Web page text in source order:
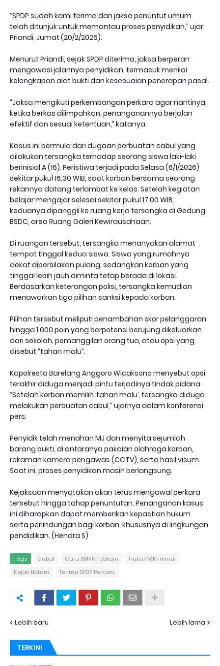
“SPDP sudah kami terima dan jaksa penuntut umum
telah ditunjuk untuk memantau proses penyidikan,” ujar
Priandi, Jumat (20/2/2026).
Menurut Priandi, sejak SPDP diterima, jaksa berperan
mengawasi jalannya penyidikan, termasuk menilai
kelengkapan alat bukti dan kesesuaian penerapan pasal.
“Jaksa mengikuti perkembangan perkara agar nantinya,
ketika berkas dilimpahkan, penanganannya berjalan
efektif dan sesuai ketentuan,” katanya.
Kasus ini bermula dari dugaan perbuatan cabul yang
dilakukan tersangka terhadap seorang siswa laki-laki
berinisial A (16). Peristiwa terjadi pada Selasa (6/1/2026)
sekitar pukul 16.30 WIB, saat korban bersama seorang
rekannya datang terlambat ke kelas. Setelah kegiatan
belajar mengajar selesai sekitar pukul 17.00 WIB,
keduanya dipanggil ke ruang kerja tersangka di Gedung
BSDC, area Ruang Galeri Kewirausahaan.
Di ruangan tersebut, tersangka menanyakan alamat
tempat tinggal kedua siswa. Siswa yang rumahnya
dekat dipersilakan pulang, sedangkan korban yang
tinggal lebih jauh diminta tetap berada di lokasi.
Berdasarkan keterangan polisi, tersangka kemudian
menawarkan tiga pilihan sanksi kepada korban.
Pilihan tersebut meliputi penambahan skor pelanggaran
hingga 1.000 poin yang berpotensi berujung dikeluarkan
dari sekolah, pemanggilan orang tua, atau opsi yang
disebut “tahan malu”.
Kapolresta Barelang Anggoro Wicaksono menyebut opsi
terakhir diduga menjadi pintu terjadinya tindak pidana.
“Setelah korban memilih ‘tahan malu’, tersangka diduga
melakukan perbuatan cabul,” ujarnya dalam konferensi
pers.
Penyidik telah menahan MJ dan menyita sejumlah
barang bukti, di antaranya pakaian olahraga korban,
rekaman kamera pengawas (CCTV), serta hasil visum.
Saat ini, proses penyidikan masih berlangsung.
Kejaksaan menyatakan akan terus mengawal perkara
tersebut hingga tahap penuntutan. Penanganan kasus
ini diharapkan dapat memberikan kepastian hukum
serta perlindungan bagi korban, khususnya di lingkungan
pendidikan. (Hendra S)
Tags Cabul Guru SMKN 1 Batam
Hukum&Kriminal
Kejari Batam
Terima SPDP Perkara
Lebih baru Lebih lama
TERKINI